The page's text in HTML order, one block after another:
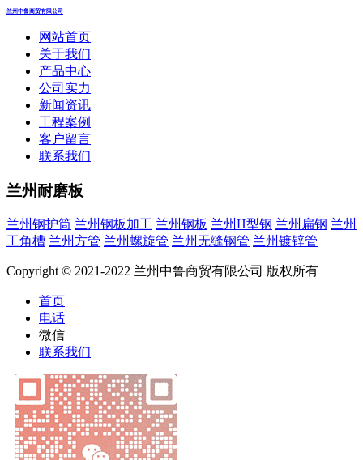
兰州中鲁商贸有限公司
网站首页
关于我们
产品中心
公司实力
新闻资讯
工程案例
客户留言
联系我们
兰州耐磨板
兰州钢护筒 兰州钢板加工 兰州钢板 兰州H型钢 兰州扁钢 兰州
工角槽 兰州方管 兰州螺旋管 兰州无缝钢管 兰州镀锌管
Copyright © 2021-2022 兰州中鲁商贸有限公司 版权所有
首页
电话
微信
联系我们